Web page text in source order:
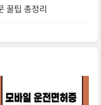
꿀팁 총정리